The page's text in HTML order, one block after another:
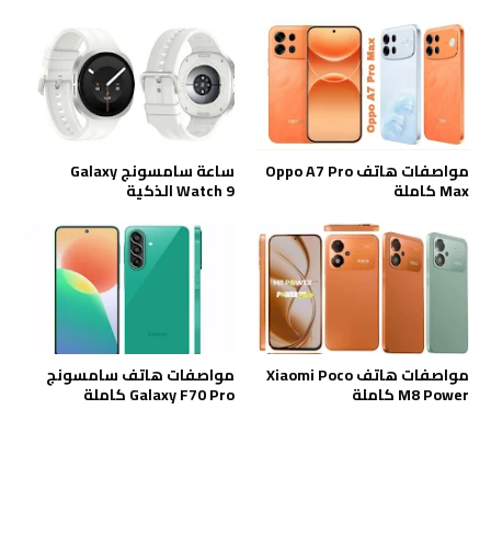
مواصفات هاتف Oppo A7 Pro
Max كاملة
ساعة سامسونج Galaxy
Watch 9 الذكية
مواصفات هاتف Xiaomi Poco
M8 Power كاملة
مواصفات هاتف سامسونج
Galaxy F70 Pro كاملة